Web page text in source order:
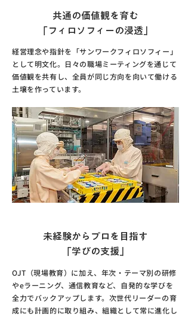
共通の価値観を育む
「フィロソフィーの浸透」
経営理念や指針を「サンワークフィロソフィー」
として明文化。日々の職場ミーティングを通じて
価値観を共有し、全員が同じ方向を向いて働ける
土壌を作っています。
未経験からプロを目指す
「学びの支援」
OJT（現場教育）に加え、年次・テーマ別の研修
やeラーニング、通信教育など、自発的な学びを
全力でバックアップします。次世代リーダーの育
成にも計画的に取り組み、組織として常に進化し